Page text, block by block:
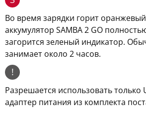
Во время зарядки горит
аккумулятор SAMBA 2 GO
загорится зеленый индикатор.
занимает около 2 часов.
!
Разрешается использовать только
адаптер питания из комплекта